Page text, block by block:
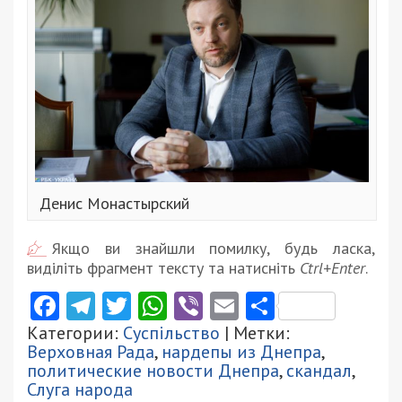
Денис Монастырский
Якщо ви знайшли помилку, будь ласка,
виділіть фрагмент тексту та натисніть Ctrl+Enter.
Facebook
Telegram
Twitter
WhatsApp
ViberEmail
Категории: Суспільство | Метки:
Верховная Рада, нардепы из Днепра,
политические новости Днепра,скандал,
Слуга народа